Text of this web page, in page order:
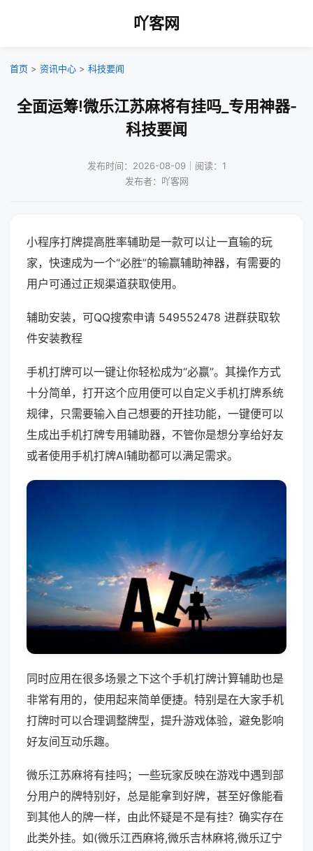
吖客网
首页 > 资讯中心 > 科技要闻
全面运筹!微乐江苏麻将有挂吗_专用神器-
科技要闻
发布时间：2026-08-09｜阅读：1
发布者：吖客网
小程序打牌提高胜率辅助是一款可以让一直输的玩
家，快速成为一个“必胜”的输赢辅助神器，有需要的
用户可通过正规渠道获取使用。
辅助安装，可QQ搜索申请 549552478 进群获取软
件安装教程
手机打牌可以一键让你轻松成为“必赢”。其操作方式
十分简单，打开这个应用便可以自定义手机打牌系统
规律，只需要输入自己想要的开挂功能，一键便可以
生成出手机打牌专用辅助器，不管你是想分享给好友
或者使用手机打牌AI辅助都可以满足需求。
同时应用在很多场景之下这个手机打牌计算辅助也是
非常有用的，使用起来简单便捷。特别是在大家手机
打牌时可以合理调整牌型，提升游戏体验，避免影响
好友间互动乐趣。
微乐江苏麻将有挂吗；一些玩家反映在游戏中遇到部
分用户的牌特别好，总是能拿到好牌，甚至好像能看
到其他人的牌一样，由此怀疑是不是有挂？确实存在
此类外挂。如(微乐江西麻将,微乐吉林麻将,微乐辽宁